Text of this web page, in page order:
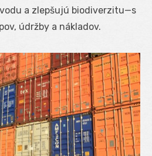
a zlepšujú biodiverzitu—s
údržby a nákladov.